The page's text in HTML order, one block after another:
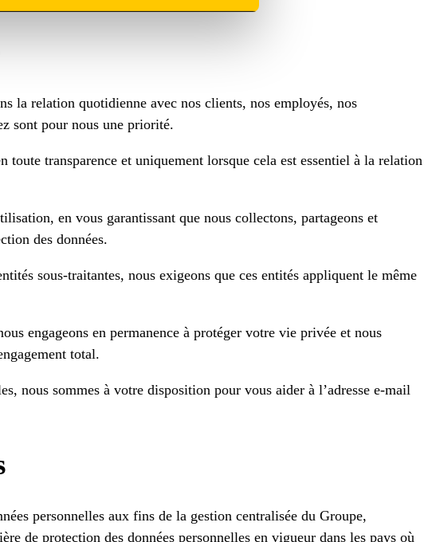
la relation quotidienne avec nos clients, nos employés, nos
sont pour nous une priorité.
toute transparence et uniquement lorsque cela est essentiel à la relation
en vous garantissant que nous collectons, partageons et
des données.
sous-traitantes, nous exigeons que ces entités appliquent le même
engageons en permanence à protéger votre vie privée et nous
total.
nous sommes à votre disposition pour vous aider à l’adresse e-mail
personnelles aux fins de la gestion centralisée du Groupe,
de protection des données personnelles en vigueur dans les pays où